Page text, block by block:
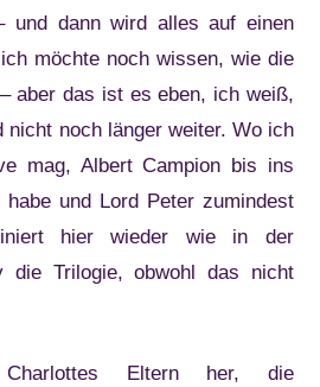
und dann wird alles auf einen
möchte noch wissen, wie die
aber das ist es eben, ich weiß,
nicht noch länger weiter. Wo ich
mag, Albert Campion bis ins
habe und Lord Peter zumindest
hier wieder wie in der
die Trilogie, obwohl das nicht
Eltern her, die